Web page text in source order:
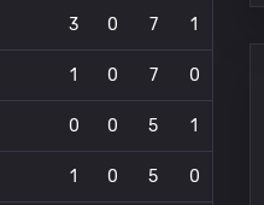
3 0 7 1
1 0 7 0
0 0 5 1
1 0 5 0